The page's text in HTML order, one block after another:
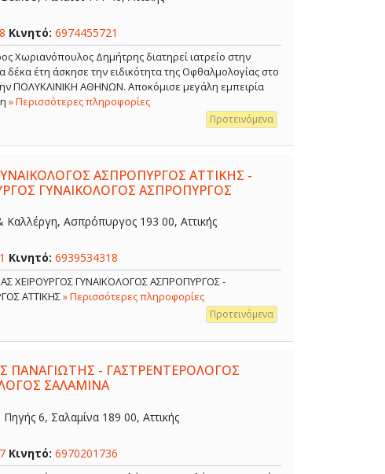
Κινητό: 6974455721
Χωριανόπουλος Δημήτρης διατηρεί ιατρείο στην
δέκα έτη άσκησε την ειδικότητα της Οφθαλμολογίας στο
ΠΟΛΥΚΛΙΝΙΚΗ ΑΘΗΝΩΝ. Αποκόμισε μεγάλη εμπειρία
» Περισσότερες πληροφορίες
Προτεινόμενα
ΑΣΠΡΟΠΥΡΓΟΣ ΑΤΤΙΚΗΣ -
ΓΥΝΑΙΚΟΛΟΓΟΣ ΑΣΠΡΟΠΥΡΓΟΣ
Καλλέργη, Ασπρόπυργος 193 00, Αττικής
Κινητό: 6939534318
ΧΕΙΡΟΥΡΓΟΣ ΓΥΝΑΙΚΟΛΟΓΟΣ ΑΣΠΡΟΠΥΡΓΟΣ -
ΑΤΤΙΚΗΣ» Περισσότερες πληροφορίες
Προτεινόμενα
- ΓΑΣΤΡΕΝΤΕΡΟΛΟΓΟΣ
ΣΑΛΑΜΙΝΑ
6, Σαλαμίνα 189 00, Αττικής
Κινητό: 6970201736